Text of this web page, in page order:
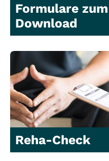
Formulare zum
Download
Reha-Check